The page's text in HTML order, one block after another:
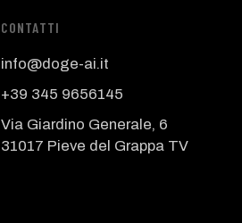
CONTATTI
info@doge-ai.it
+39 345 9656145
Via Giardino Generale, 6
31017 Pieve del Grappa TV